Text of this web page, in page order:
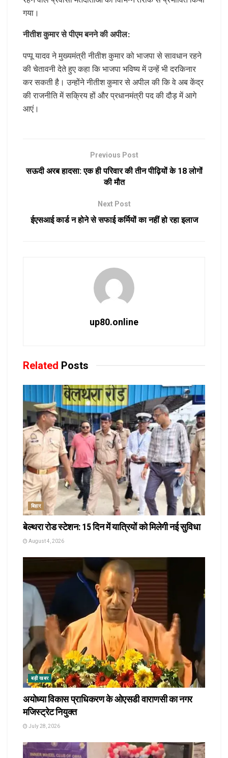
गया।
नीतीश कुमार से पीएम बनने की अपील:
पप्पू यादव ने मुख्यमंत्री नीतीश कुमार को भाजपा से सावधान रहने
की चेतावनी देते हुए कहा कि भाजपा भविष्य में उन्हें भी दरकिनार
कर सकती है। उन्होंने नीतीश कुमार से अपील की कि वे अब केंद्र
की राजनीति में सक्रिय हों और प्रधानमंत्री पद की दौड़ में आगे
आएं।
Previous Post
सऊदी अरब हादसा: एक ही परिवार की तीन पीढ़ियों के 18 लोगों
की मौत
Next Post
ईएसआई कार्ड न होने से सफाई कर्मियों का नहीं हो रहा इलाज
up80.online
Related Posts
बिहार
बेल्थरा रोड स्टेशन: 15 दिन में यात्रियों को मिलेगी नई सुविधा
August 4, 2026
बड़ी खबर
अयोध्या विकास प्राधिकरण के ओएसडी वाराणसी का नगर
मजिस्ट्रेट नियुक्त
July 28, 2026